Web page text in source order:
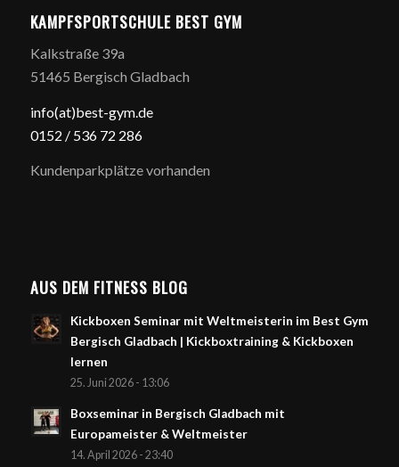
KAMPFSPORTSCHULE BEST GYM
Kalkstraße 39a
51465 Bergisch Gladbach
info(at)best-gym.de
0152 / 536 72 286
Kundenparkplätze vorhanden
AUS DEM FITNESS BLOG
Kickboxen Seminar mit Weltmeisterin im Best Gym
Bergisch Gladbach | Kickboxtraining & Kickboxen
lernen
25. Juni 2026 - 13:06
Boxseminar in Bergisch Gladbach mit
Europameister & Weltmeister
14. April 2026 - 23:40